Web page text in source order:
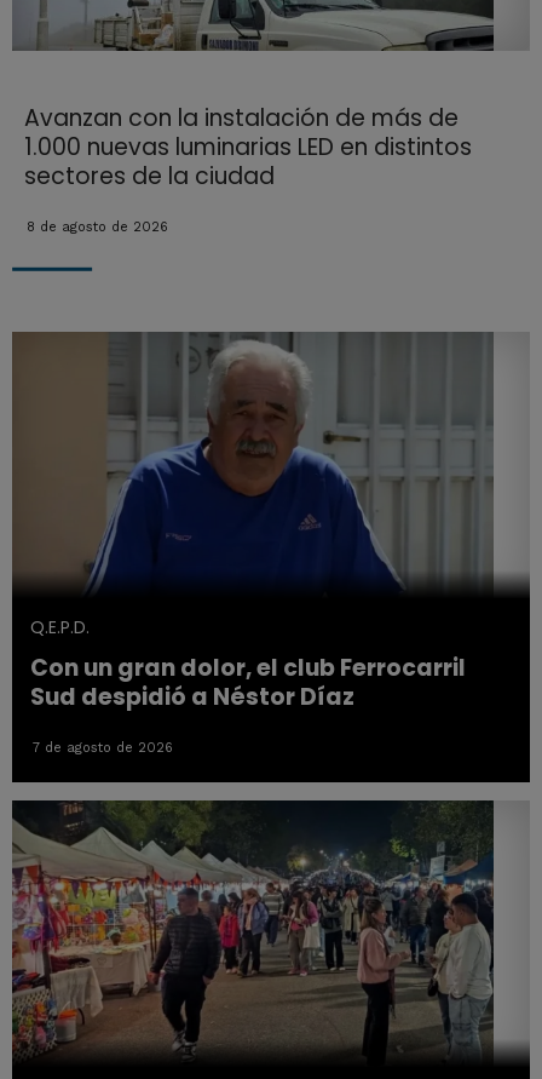
Avanzan con la instalación de más de
1.000 nuevas luminarias LED en distintos
sectores de la ciudad
8 de agosto de 2026
Q.E.P.D.
Con un gran dolor, el club Ferrocarril
Sud despidió a Néstor Díaz
7 de agosto de 2026